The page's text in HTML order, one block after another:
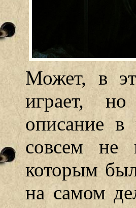
Может, в
играет,
описание
совсем не
которым
на самом